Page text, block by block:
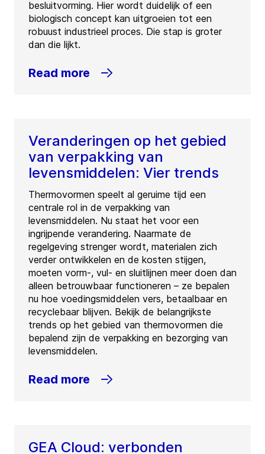
besluitvorming. Hier wordt duidelijk of een
biologisch concept kan uitgroeien tot een
robuust industrieel proces. Die stap is groter
dan die lijkt.
Read more
Veranderingen op het gebied
van verpakking van
levensmiddelen: Vier trends
Thermovormen speelt al geruime tijd een
centrale rol in de verpakking van
levensmiddelen. Nu staat het voor een
ingrijpende verandering. Naarmate de
regelgeving strenger wordt, materialen zich
verder ontwikkelen en de kosten stijgen,
moeten vorm-, vul- en sluitlijnen meer doen dan
alleen betrouwbaar functioneren – ze bepalen
nu hoe voedingsmiddelen vers, betaalbaar en
recyclebaar blijven. Bekijk de belangrijkste
trends op het gebied van thermovormen die
bepalend zijn de verpakking en bezorging van
levensmiddelen.
Read more
GEA Cloud: verbonden